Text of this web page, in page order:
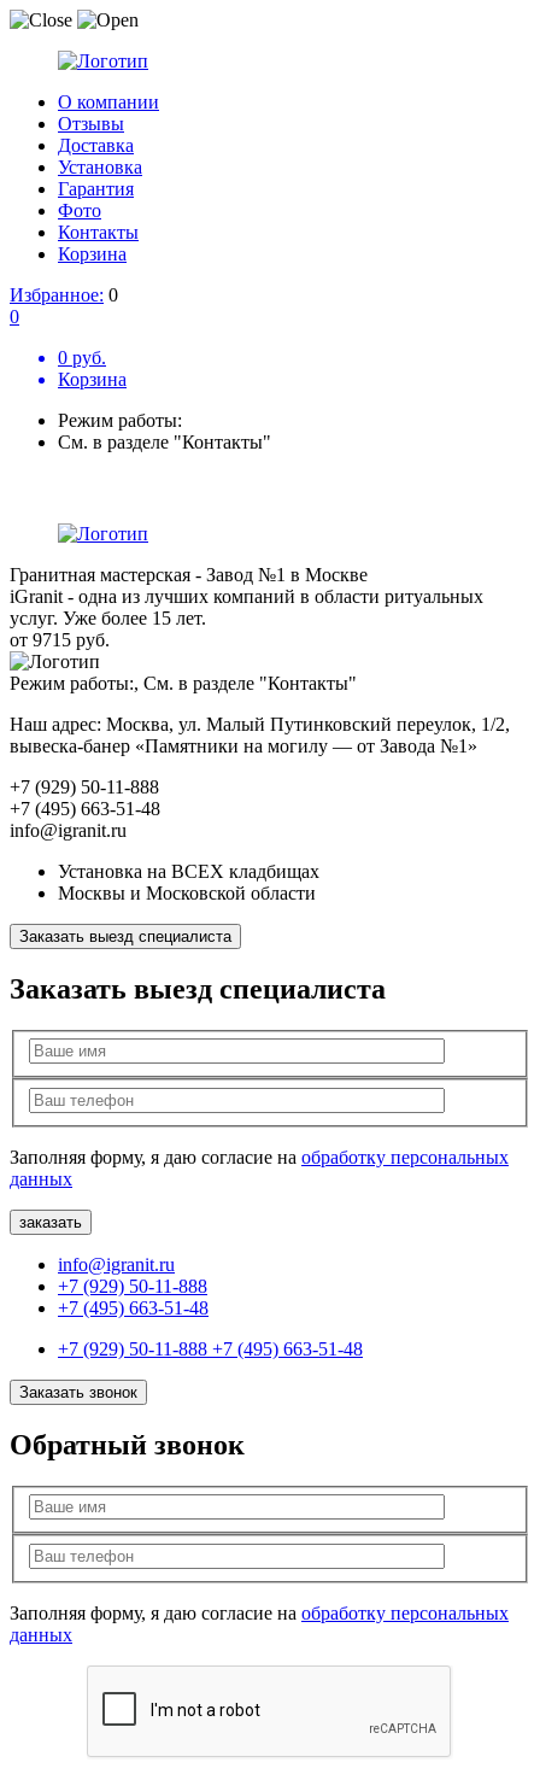
О компании
Отзывы
Доставка
Установка
Гарантия
Фото
Контакты
Корзина
Избранное: 0
0
0 руб.
Корзина
Режим работы:
См. в разделе "Контакты"
Гранитная мастерская - Завод №1 в Москве
iGranit - одна из лучших компаний в области ритуальных
услуг. Уже более 15 лет.
от 9715 руб.
Режим работы:, См. в разделе "Контакты"
Наш адрес: Москва, ул. Малый Путинковский переулок, 1/2,
вывеска-банер «Памятники на могилу — от Завода №1»
+7 (929) 50-11-888
+7 (495) 663-51-48
info@igranit.ru
Установка на ВСЕХ кладбищах
Москвы и Московской области
Заказать выезд специалиста
Заказать выезд специалиста
Заполняя форму, я даю согласие на обработку персональных
данных
info@igranit.ru
+7 (929) 50-11-888
+7 (495) 663-51-48
+7 (929) 50-11-888 +7 (495) 663-51-48
Заказать звонок
Обратный звонок
Заполняя форму, я даю согласие на обработку персональных
данных